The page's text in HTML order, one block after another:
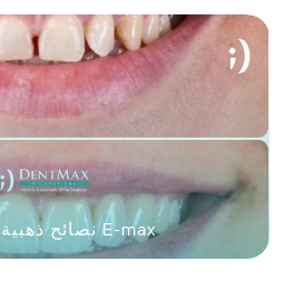
7 نصائح ذهبية لفينير الأسنان E-max